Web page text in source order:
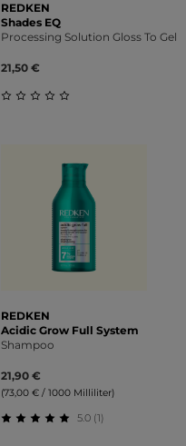
REDKEN
Shades EQ
Processing Solution Gloss To Gel
21,50 €
REDKEN
Acidic Grow Full System
Shampoo
21,90 €
(73,00 € / 1000 Milliliter)
5.0 (1)